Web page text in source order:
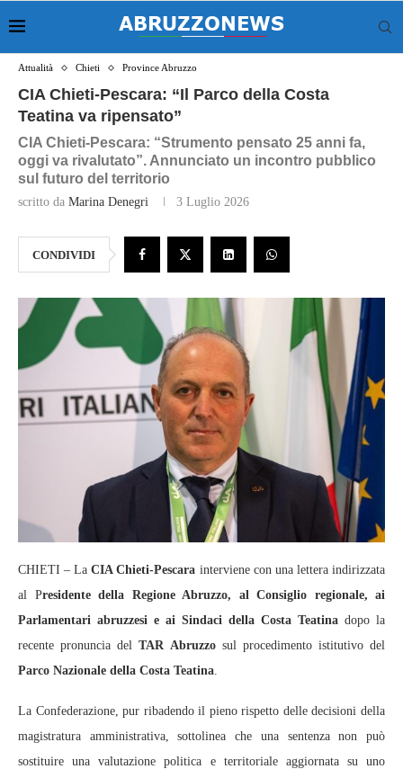
Attualità Chieti Province Abruzzo
CIA Chieti‑Pescara: “Il Parco della Costa
Teatina va ripensato”
CIA Chieti‑Pescara: “Strumento pensato 25 anni fa,
oggi va rivalutato”. Annunciato un incontro pubblico
sul futuro del territorio
scritto da Marina Denegri 3 Luglio 2026
CONDIVIDI
CHIETI – La CIA Chieti‑Pescara interviene con una lettera indirizzata
al Presidente della Regione Abruzzo, al Consiglio regionale, ai
Parlamentari abruzzesi e ai Sindaci della Costa Teatina dopo la
recente pronuncia del TAR Abruzzosul procedimento istitutivo del
Parco Nazionale della Costa Teatina
La Confederazione, pur ribadendo il pieno rispetto delle decisioni della
magistratura amministrativa, sottolinea che una sentenza non può
sostituire una valutazione politica e territoriale aggiornata su uno